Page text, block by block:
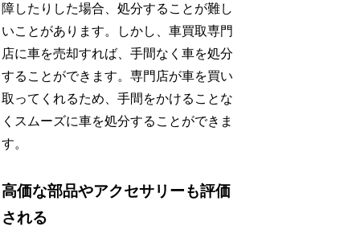
障したりした場合、処分することが難し
いことがあります。しかし、車買取専門
店に車を売却すれば、手間なく車を処分
することができます。専門店が車を買い
取ってくれるため、手間をかけることな
くスムーズに車を処分することができま
す。
高価な部品やアクセサリーも評価
される